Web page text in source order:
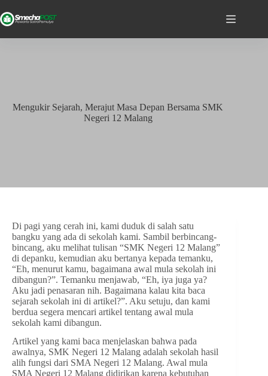
Mengukir Sejarah, Merajut Masa Depan Bersama SMK
Negeri 12 Malang
Di pagi yang cerah ini, kami duduk di salah satu
bangku yang ada di sekolah kami. Sambil berbincang-
bincang, aku melihat tulisan “SMK Negeri 12 Malang”
di depanku, kemudian aku bertanya kepada temanku,
“Eh, menurut kamu, bagaimana awal mula sekolah ini
dibangun?”. Temanku menjawab, “Eh, iya juga ya?
Aku jadi penasaran nih. Bagaimana kalau kita baca
sejarah sekolah ini di artikel?”. Aku setuju, dan kami
berdua segera mencari artikel tentang awal mula
sekolah kami dibangun.
Artikel yang kami baca menjelaskan bahwa pada
awalnya, SMK Negeri 12 Malang adalah sekolah hasil
alih fungsi dari SMA Negeri 12 Malang. Awal mula
SMA Negeri 12 Malang didirikan karena kebutuhan